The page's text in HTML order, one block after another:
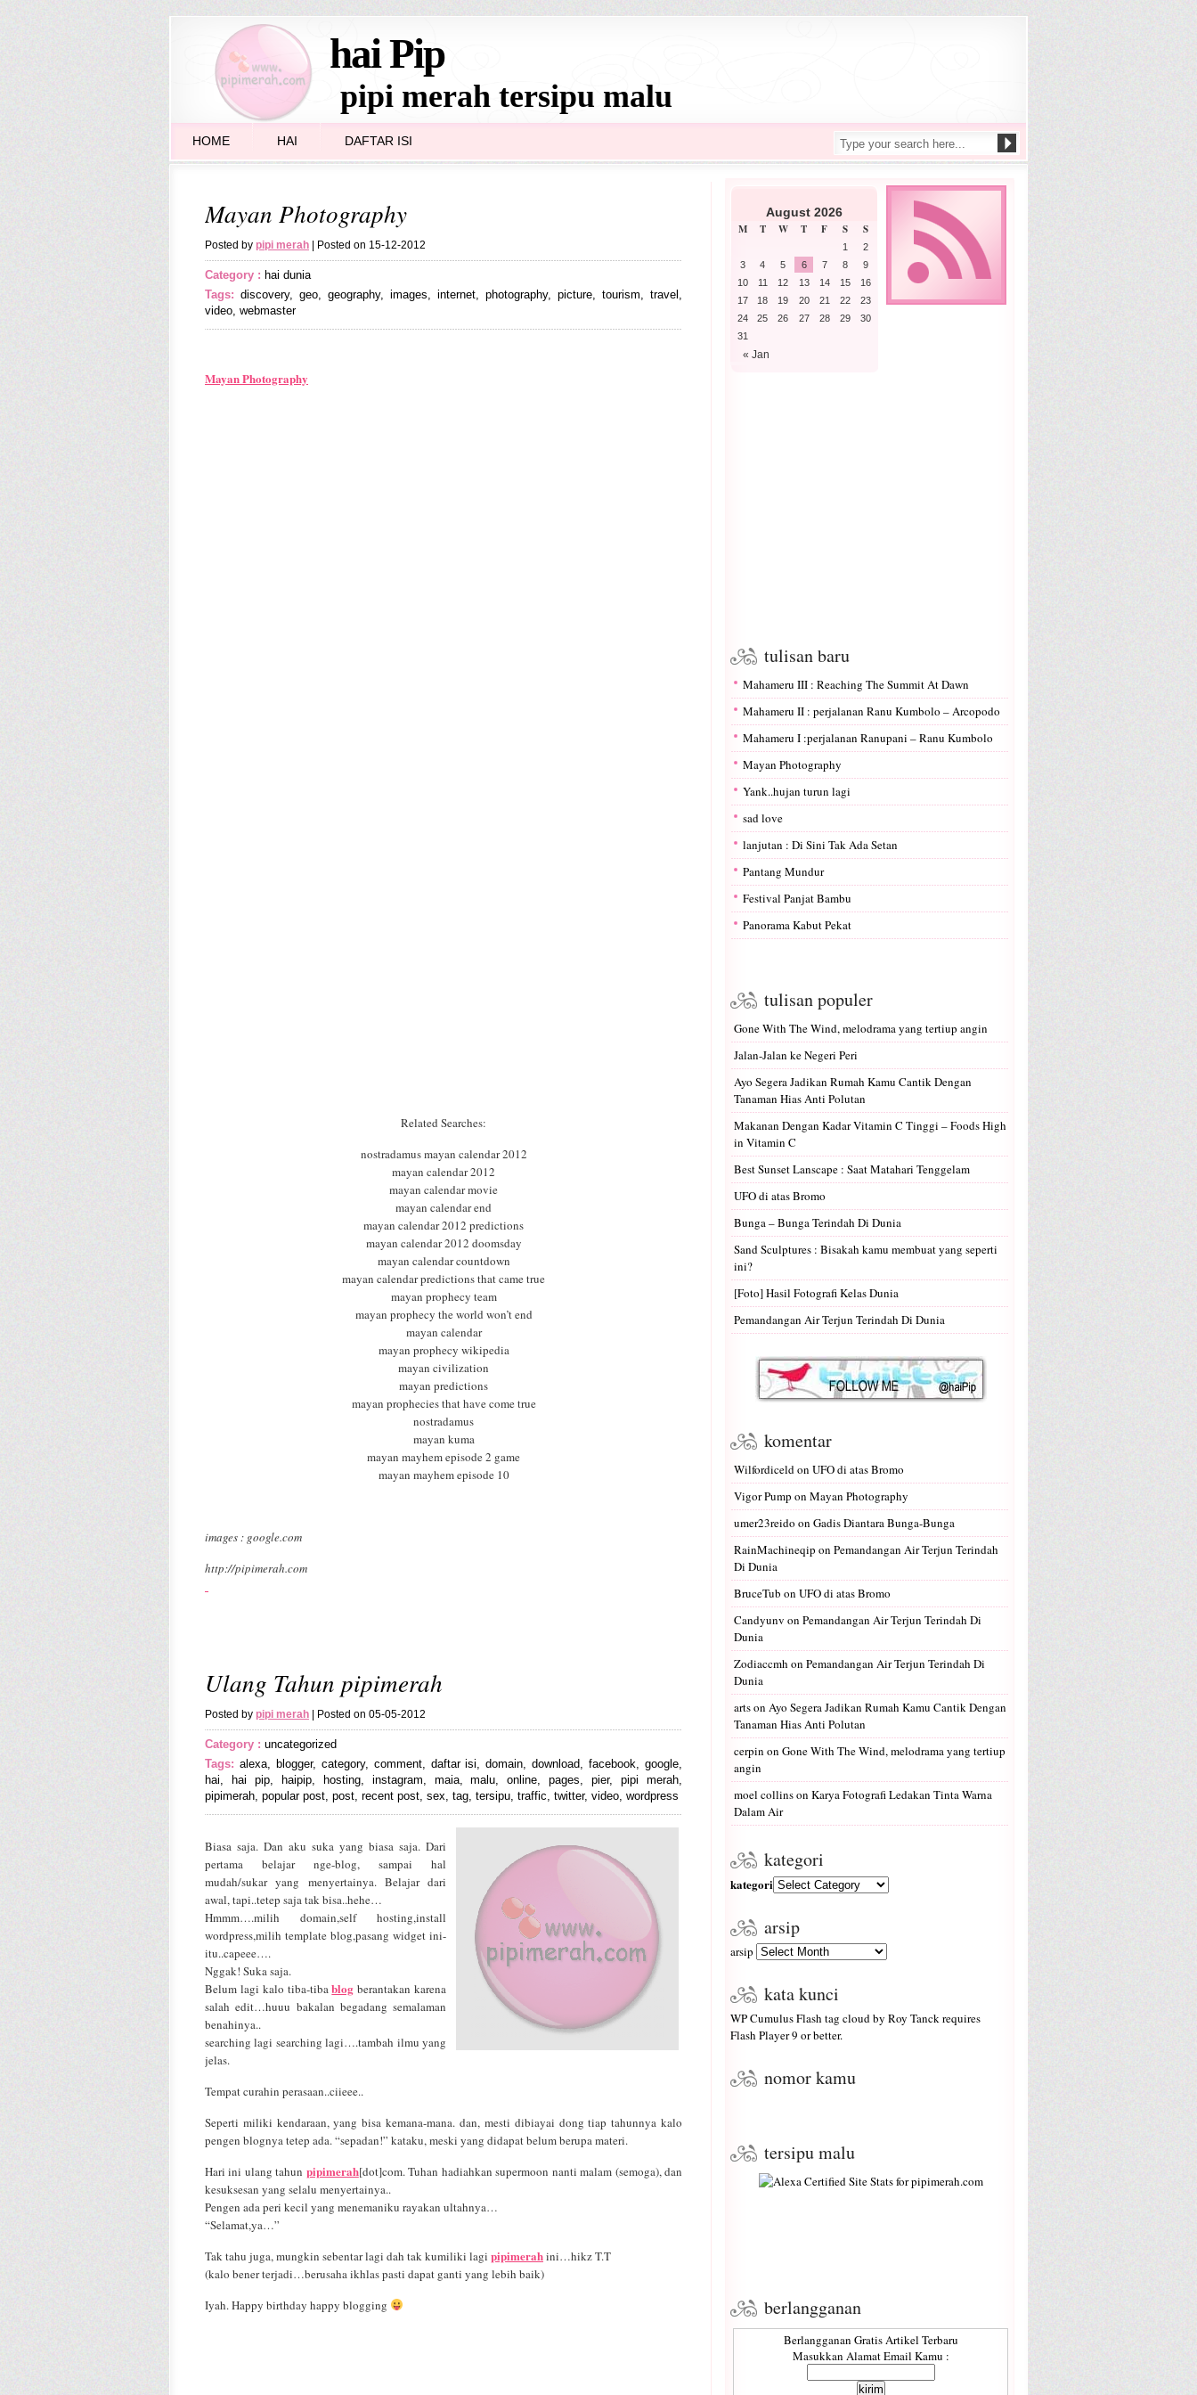
hai Pip
pipi merah tersipu malu
HOME HAI DAFTAR ISI
Mayan Photography
Posted by pipi merah | Posted on 15-12-2012
Category : hai dunia
Tags: discovery, geo, geography, images, internet, photography, picture, tourism, travel ,
video, webmaster
Mayan Photography
Related Searches:
nostradamus mayan calendar 2012
mayan calendar 2012
mayan calendar movie
mayan calendar end
mayan calendar 2012 predictions
mayan calendar 2012 doomsday
mayan calendar countdown
mayan calendar predictions that came true
mayan prophecy team
mayan prophecy the world won’t end
mayan calendar
mayan prophecy wikipedia
mayan civilization
mayan predictions
mayan prophecies that have come true
nostradamus
mayan kuma
mayan mayhem episode 2 game
mayan mayhem episode 10
images : google.com
http://pipimerah.com
Ulang Tahun pipimerah
Posted by pipi merah | Posted on 05-05-2012
Category : uncategorized
Tags: alexa, blogger, category, comment, daftar isi,domain,download,facebook,google,
hai, hai pip, haipip, hosting, instagram, maia,malu,online,pages,pier,pipi merah,
pipimerah, popular post, post, recent post, sex, tag, tersipu, traffic, twitter, video, wordpress
Biasa saja. Dan aku suka yang biasa saja. Dari
pertama belajar nge-blog, sampai hal
mudah/sukar yang menyertainya. Belajar dari
awal, tapi..tetep saja tak bisa..hehe…
Hmmm….milih domain,self hosting,install
wordpress,milih template blog,pasang widget ini-
itu..capeee….
Nggak! Suka saja.
Belum lagi kalo tiba-tibablog berantakan karena
salah edit…huuu bakalan begadang semalaman
benahinya..
searching lagi searching lagi….tambah ilmu yang
jelas.
Tempat curahin perasaan..ciieee..
Seperti miliki kendaraan, yang bisa kemana-mana. dan, mesti dibiayai dong tiap tahunnya kalo
pengen blognya tetep ada. “sepadan!” kataku, meski yang didapat belum berupa materi.
Hari ini ulang tahun pipimerah[dot]com. Tuhan hadiahkan supermoon nanti malam (semoga), dan
kesuksesan yang selalu menyertainya..
Pengen ada peri kecil yang menemaniku rayakan ultahnya…
“Selamat,ya…”
Tak tahu juga, mungkin sebentar lagi dah tak kumiliki lagi pipimerahini…hikz T.T
(kalo bener terjadi…berusaha ikhlas pasti dapat ganti yang lebih baik)
Iyah. Happy birthday happy blogging
August 2026
M
T W T F S S
« Jan
1
2
3
4 5 6 7 8
9
10
11 12 13 14 15
16
17
18 19 20 21 22
23
24
25 26 27 28 29
30
31
tulisan baru
Mahameru III : Reaching The Summit At Dawn
Mahameru II : perjalanan Ranu Kumbolo – Arcopodo
Mahameru I :perjalanan Ranupani – Ranu Kumbolo
Mayan Photography
Yank..hujan turun lagi
sad love
lanjutan : Di Sini Tak Ada Setan
Pantang Mundur
Festival Panjat Bambu
Panorama Kabut Pekat
tulisan populer
Gone With The Wind, melodrama yang tertiup angin
Jalan-Jalan ke Negeri Peri
Ayo Segera Jadikan Rumah Kamu Cantik Dengan
Tanaman Hias Anti Polutan
Makanan Dengan Kadar Vitamin C Tinggi – Foods High
in Vitamin C
Best Sunset Lanscape : Saat Matahari Tenggelam
UFO di atas Bromo
Bunga – Bunga Terindah Di Dunia
Sand Sculptures : Bisakah kamu membuat yang seperti
ini?
[Foto] Hasil Fotografi Kelas Dunia
Pemandangan Air Terjun Terindah Di Dunia
komentar
Wilfordiceldon UFO di atas Bromo
Vigor Pump on Mayan Photography
umer23reido on Gadis Diantara Bunga-Bunga
RainMachineqip on Pemandangan Air Terjun Terindah
Di Dunia
BruceTub on UFO di atas Bromo
Candyunv on Pemandangan Air Terjun Terindah Di
Dunia
Zodiaccmh on Pemandangan Air Terjun Terindah Di
Dunia
artson Ayo Segera Jadikan Rumah Kamu Cantik Dengan
Tanaman Hias Anti Polutan
cerpin on Gone With The Wind, melodrama yang tertiup
angin
moel collinson Karya Fotografi Ledakan Tinta Warna
Dalam Air
kategori
kategori
arsip
arsip
kata kunci
WP Cumulus Flash tag cloud by Roy Tanckrequires
Flash Player9 or better.
nomor kamu
tersipu malu
berlangganan
Berlangganan Gratis Artikel Terbaru
Masukkan Alamat Email Kamu :